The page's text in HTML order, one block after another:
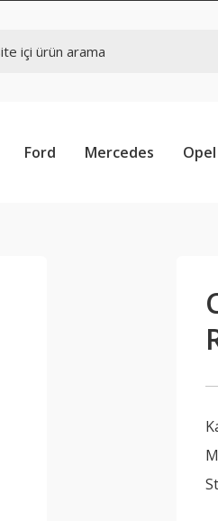
Ford Mercedes Opel